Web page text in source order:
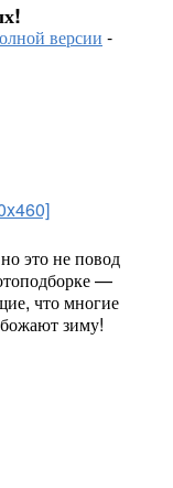
версии -
это не повод
—
что многие
зиму!